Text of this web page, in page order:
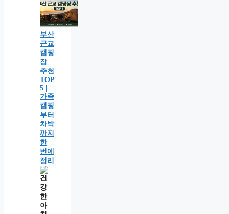
부산
근교
캠핑
장
추천
TOP
5 |
가족
캠핑
부터
차박
까지
한
번에
정리